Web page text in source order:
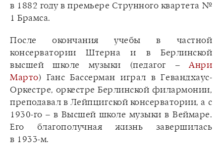
в 1882 году в премьере Струнного квартета №
1 Брамса.
После окончания учебы в частной
консерватории Штерна и в Берлинской
высшей школе музыки (педагог – Анри
Марто) Ганс Бассерман играл в Гевандхаус-
Оркестре, оркестре Берлинской филармонии,
преподавал в Лейпцигской консерватории, а с
1930-го – в Высшей школе музыки в Веймаре.
Его благополучная жизнь завершилась
в 1933-м.